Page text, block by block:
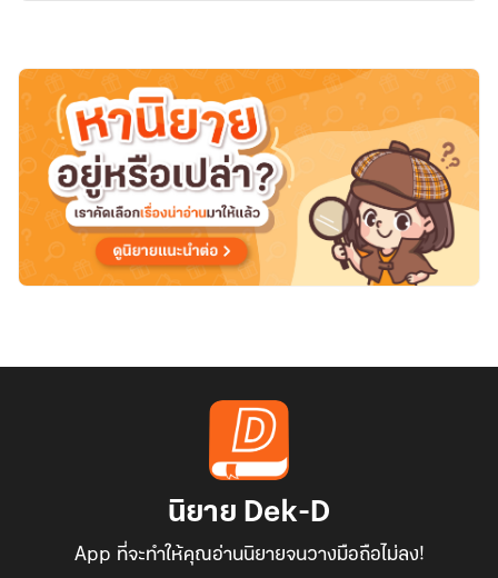
Back
to
the
day
I
killed
you
(จบ
แล้ว)
นิยาย Dek-D
App ที่จะทำให้คุณอ่านนิยายจนวางมือถือไม่ลง!